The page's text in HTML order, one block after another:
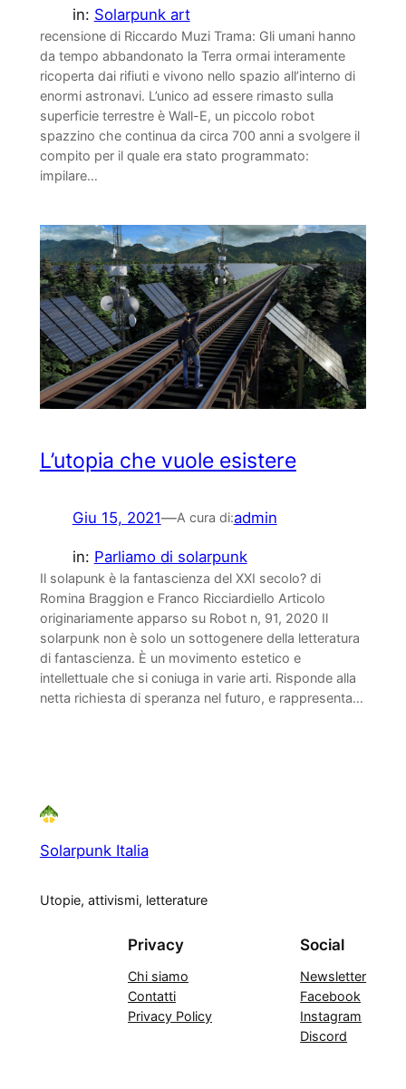
in: Solarpunk art
recensione di Riccardo Muzi Trama: Gli umani hanno
da tempo abbandonato la Terra ormai interamente
ricoperta dai rifiuti e vivono nello spazio all’interno di
enormi astronavi. L’unico ad essere rimasto sulla
superficie terrestre è Wall-E, un piccolo robot
spazzino che continua da circa 700 anni a svolgere il
compito per il quale era stato programmato:
impilare…
L’utopia che vuole esistere
Giu 15, 2021—A cura di:admin
in: Parliamo di solarpunk
Il solapunk è la fantascienza del XXI secolo? di
Romina Braggion e Franco Ricciardiello Articolo
originariamente apparso su Robot n, 91, 2020 Il
solarpunk non è solo un sottogenere della letteratura
di fantascienza. È un movimento estetico e
intellettuale che si coniuga in varie arti. Risponde alla
netta richiesta di speranza nel futuro, e rappresenta…
Solarpunk Italia
Utopie, attivismi, letterature
Privacy
Chi siamo
Contatti
Privacy Policy
Social
Newsletter
Facebook
Instagram
Discord